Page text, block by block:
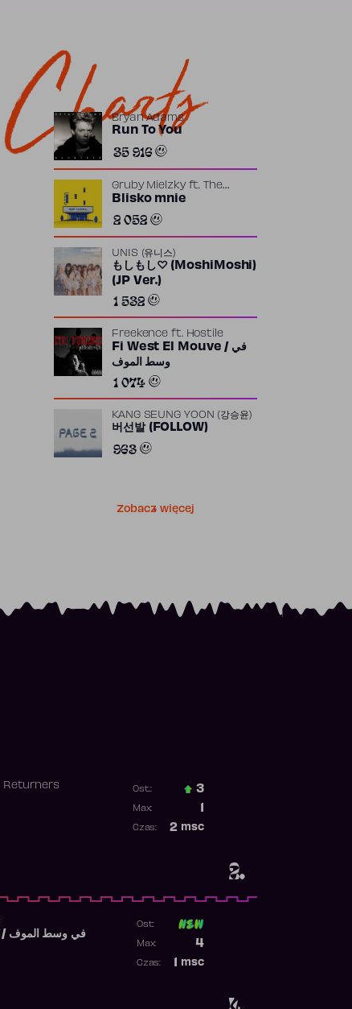
Charts
Bryan Adams
Run To You
35 916
Gruby Mielzkyft.
The
Returners
Blisko mnie
2 052
UNIS (유니스)
もしもし♡ (MoshiMoshi)
(JP Ver.)
1 532
Freekence ft. Hostile
Fi West El Mouve / في
وسط الموف
1 074
KANG SEUNG YOON (강승윤)
버선발 (FOLLOW)
963
Zobacz więcej
2.
Returners Ost.: 3
Max:
2 msc
Czas:
Fi West El Mouve / في وسط الموف
Ost:
4
Max:
msc
Czas: